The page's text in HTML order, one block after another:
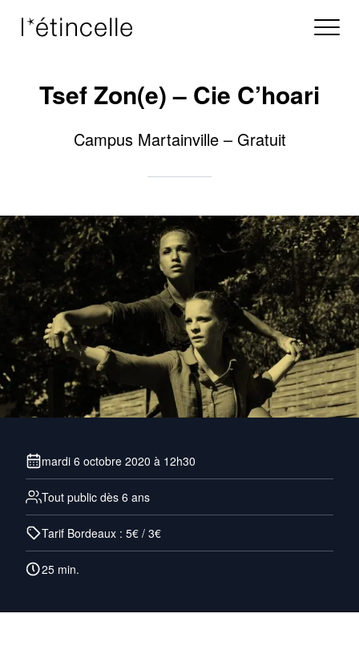
Tsef Zon(e) – Cie C’hoari
Campus Martainville – Gratuit
mardi 6 octobre 2020 à 12h30
Tout public dès 6 ans
Tarif Bordeaux : 5€ / 3€
25 min.